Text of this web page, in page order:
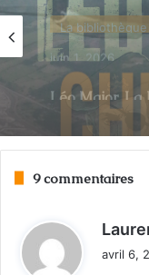
39-45 :
novembre 24,
Jacques
9 commentaires
avril 6,